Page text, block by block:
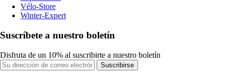
Vélo-Store
Winter-Expert
Suscríbete a nuestro boletín
Disfruta de un 10% al suscribirte a nuestro boletín
Suscribirse